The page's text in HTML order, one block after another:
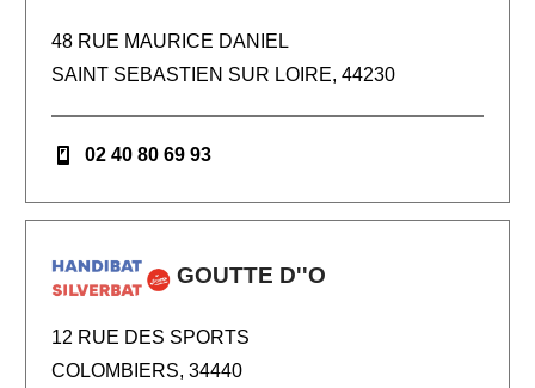
48 RUE MAURICE DANIEL
SAINT SEBASTIEN SUR LOIRE, 44230
02 40 80 69 93
GOUTTE D''O
12 RUE DES SPORTS
COLOMBIERS, 34440